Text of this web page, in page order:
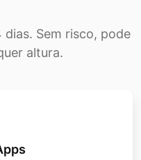
Sem risco, pode
altura.